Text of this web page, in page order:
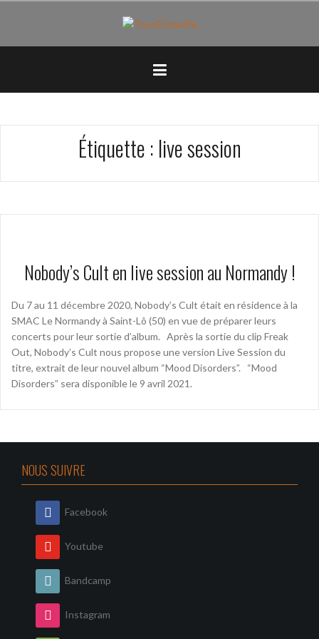
Étiquette : live session
Nobody’s Cult en live session au Normandy !
Du 7 au 11 décembre 2020, Nobody’s Cult était en résidence à la
SMAC Le Normandy à Saint-Lô (50) en vue de préparer leurs
concerts pour leur sortie d’album. Après la sortie du clip Freak
Out, Nobody’s Cult nous propose une version Live Session du
titre, extrait de leur nouvel album “Mood Disorders”. “Mood
Disorders” sera disponible le 9 avril 2021.
NOUS SUIVRE
Facebook
Youtube
Bandcamp
Instagram